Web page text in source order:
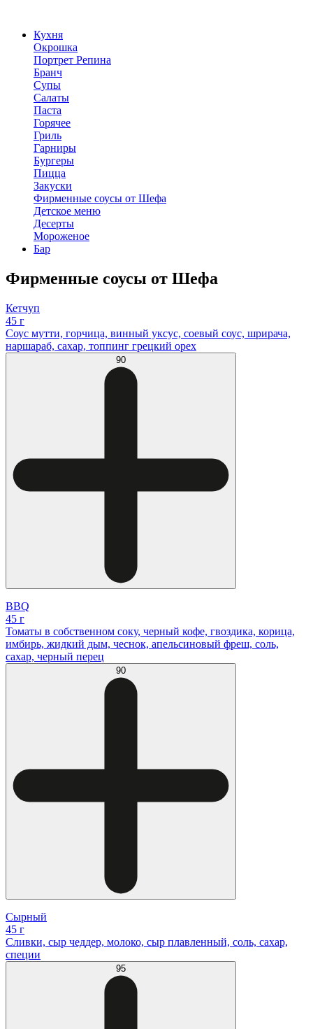
Кухня
Окрошка
Портрет Репина
Бранч
Супы
Салаты
Паста
Горячее
Гриль
Гарниры
Бургеры
Пицца
Закуски
Фирменные соусы от Шефа
Детское меню
Десерты
Мороженое
Бар
Фирменные соусы от Шефа
Кетчуп
45 г
Соус мутти, горчица, винный уксус, соевый соус, шрирача,
наршараб, сахар, топпинг грецкий орех
90
BBQ
45 г
Томаты в собственном соку, черный кофе, гвоздика, корица,
имбирь, жидкий дым, чеснок, апельсиновый фреш, соль,
сахар, черный перец
90
Сырный
45 г
Сливки, сыр чеддер, молоко, сыр плавленный, соль, сахар,
специи
95